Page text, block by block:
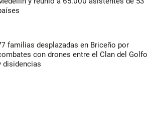
familias desplazadas en Briceño por
con drones entre el Clan del Golfo
disidencias